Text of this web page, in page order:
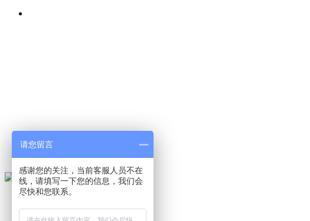
关于我们
请您留言
感谢您的关注，当前客服人员不在
线，请填写一下您的信息，我们会
尽快和您联系。